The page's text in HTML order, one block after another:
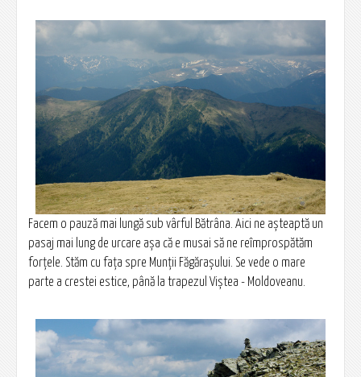
Facem o pauză mai lungă sub vârful Bătrâna. Aici ne aşteaptă un
pasaj mai lung de urcare aşa că e musai să ne reîmprospătăm
forţele. Stăm cu faţa spre Munţii Făgăraşului. Se vede o mare
parte a crestei estice, până la trapezul Viștea - Moldoveanu.